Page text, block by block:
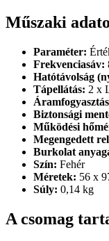
Műszaki
Paraméter:
Frekvenciasáv:
Hatótávolság
Tápellátás: 2 x
Biztonsági
Működési
Megengedett
Burkolat
Szín: Fehér
Méretek: 56 x
Súly: 0,14 kg
A csomag